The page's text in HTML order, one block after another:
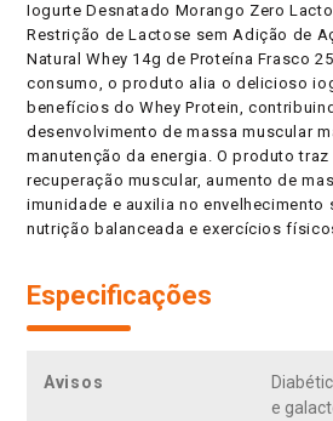
Iogurte Desnatado Morango Zero
Restrição de Lactose sem Adição de
Natural Whey 14g de Proteína Frasco
consumo, o produto alia o delicioso
benefícios do Whey Protein,
desenvolvimento de massa muscular
manutenção da energia. O produto
recuperação muscular, aumento de
imunidade e auxilia no envelhecimento
nutrição balanceada e exercícios
Especificações
Avisos
e